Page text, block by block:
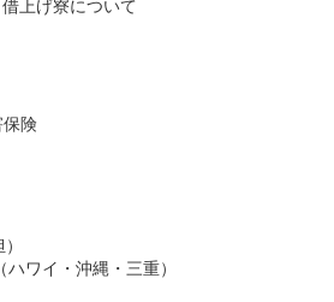
上げ寮について
保険
ワイ・沖縄・三重）